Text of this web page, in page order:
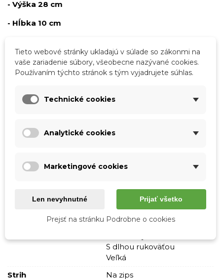
- Výška 28 cm
- Hĺbka 10 cm
Podrobnosti o produkte
Tabuľka vlastností
Farba
Vzor
Jednofarebné
Odosielame IHNEĎ
Ženy
Cez plece
S dlhou rukoväťou
Veľká
Strih
Na zips
Tieto webové stránky ukladajú v súlade so zákonmi na
vaše zariadenie súbory, všeobecne nazývané cookies.
Používaním týchto stránok s tým vyjadrujete súhlas.
Technické cookies
Analytické cookies
Marketingové cookies
Len nevyhnutné Prijať všetko
Prejsť na stránku Podrobne o cookies